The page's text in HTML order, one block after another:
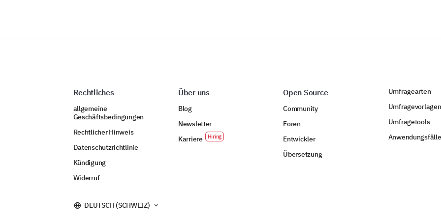
Rechtliches
allgemeine
Geschäftsbedingungen
Rechtlicher Hinweis
Datenschutzrichtlinie
Kündigung
Widerruf
Über uns
Blog
Newsletter
Karriere
Open Source
Community
Foren
Entwickler
Übersetzung
Umfragearten
Umfragevorlagen
Umfragetools
Anwendungsfälle
DEUTSCH (SCHWEIZ)